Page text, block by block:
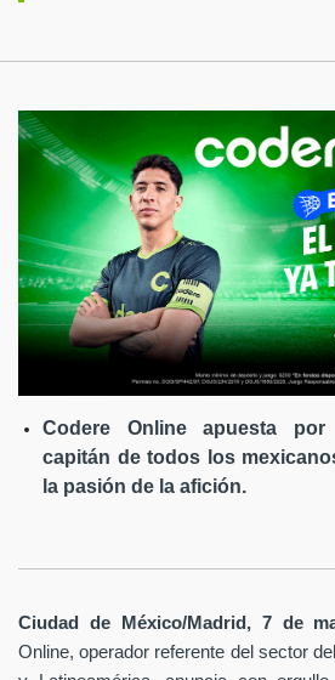
Codere Online apuesta
capitán de todos los
la pasión de la afición.
Ciudad de México/Madrid, 7 de
Online, operador referente del sector